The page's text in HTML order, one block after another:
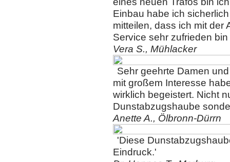
Einbau habe ich
mitteilen, dass ich mit der
Service sehr zufrieden
Vera S., Mühlacker
Sehr geehrte Damen
mit großem Interesse
wirklich begeistert. Nicht
Dunstabzugshaube
Anette A., Ölbronn-Dürrn
'Diese
Eindruck.'